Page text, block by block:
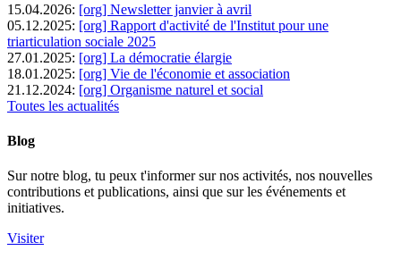
15.04.2026: [org] Newsletter janvier à avril
05.12.2025: [org] Rapport d'activité de l'Institut pour une
triarticulation sociale 2025
27.01.2025: [org] La démocratie élargie
18.01.2025: [org] Vie de l'économie et association
21.12.2024: [org] Organisme naturel et social
Toutes les actualités
Blog
Sur notre blog, tu peux t'informer sur nos activités, nos nouvelles
contributions et publications, ainsi que sur les événements et
initiatives.
Visiter